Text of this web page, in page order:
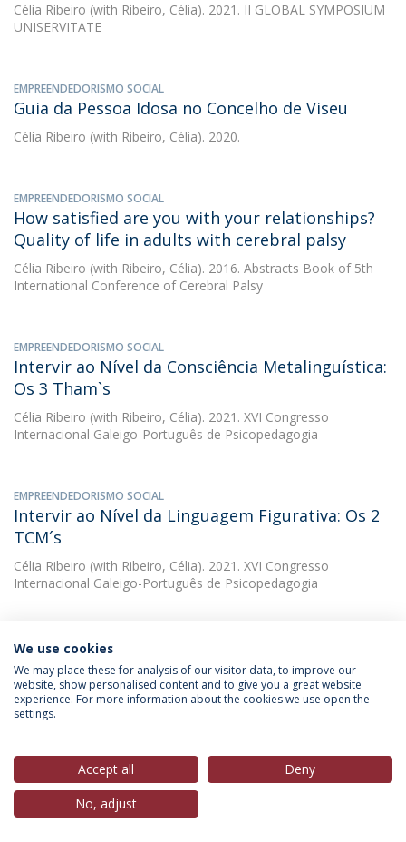
Célia Ribeiro (with Ribeiro, Célia). 2021. II GLOBAL SYMPOSIUM
UNISERVITATE
EMPREENDEDORISMO SOCIAL
Guia da Pessoa Idosa no Concelho de Viseu
Célia Ribeiro (with Ribeiro, Célia). 2020.
EMPREENDEDORISMO SOCIAL
How satisfied are you with your relationships?
Quality of life in adults with cerebral palsy
Célia Ribeiro (with Ribeiro, Célia). 2016. Abstracts Book of 5th
International Conference of Cerebral Palsy
EMPREENDEDORISMO SOCIAL
Intervir ao Nível da Consciência Metalinguística:
Os 3 Tham`s
Célia Ribeiro (with Ribeiro, Célia). 2021. XVI Congresso
Internacional Galeigo-Português de Psicopedagogia
EMPREENDEDORISMO SOCIAL
Intervir ao Nível da Linguagem Figurativa: Os 2
TCM´s
Célia Ribeiro (with Ribeiro, Célia). 2021. XVI Congresso
Internacional Galeigo-Português de Psicopedagogia
EMPREENDEDORISMO SOCIAL
Liderança dos coordenadores de departamento
: estudo realizado num agrupamento da zona
centro do país
DOWNLOAD AND MORE DETAILS
We use cookies
We may place these for analysis of our visitor data, to improve our
website, show personalised content and to give you a great website
experience. For more information about the cookies we use open the
settings.
Accept all
Deny
No, adjust